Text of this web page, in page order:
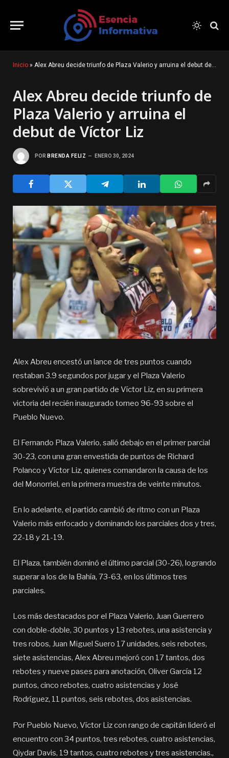
Inicio » Alex Abreu decide triunfo de Plaza Valerio y arruina el debut de Víctor Liz
Alex Abreu decide triunfo de
Plaza Valerio y arruina el
debut de Víctor Liz
POR BRENDA FELIZ ENERO 30, 2024
Alex Abreu encestó un lance de tres puntos cuando
restaban 3.9 segundos por jugar y el Plaza Valerio
sobrevivió a un gran partido de Víctor Liz, en su primera
victoria del recién inaugurado torneo 96-93 sobre el
Pueblo Nuevo.
El Fernando Plaza Valerio, salió debajo en el primer parcial
30-23, con una gran envestida de puntos de Richard
Polanco y Víctor Liz, quienes comandaron la causa de los
del Monorriel, en la primera muestra de veinte minutos.
En lo adelante, el partido cambió de ritmo con un Plaza
Valerio más enfocado y dominando los parciales dos y tres,
22-18 y 21-19.
El Plaza, también dominó el último parcial (30-26), logrando
superar a los de la Bahía, 73-63, en los últimos tres
parciales.
Los más destacados por el Plaza Valerio, Juan Guerrero
con doble-doble, 30 puntos y 13 rebotes, una asistencia y
tres robos, Juan Miguel Suero 17 unidades, seis rebotes,
siete asistencias, Alex Abreu mejoró con 17 tantos, dos
rebotes y nueve pases para anotación, Oliver García 12
puntos, cinco rebotes, cuatro asistencias y José
Rodríguez, 11 puntos, seis rebotes, dos asistencias.
Por Pueblo Nuevo, Víctor Liz con rango de capitán lideró el
encuentro con 34 puntos, tres rebotes, cuatro asistencias,
Qiydar Davis, 19 tantos, cuatro rebotes y tres asistencias.,